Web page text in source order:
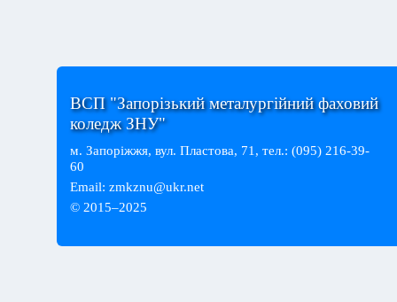
ВСП "Запорізький металургійний фаховий
коледж ЗНУ"
м. Запоріжжя, вул. Пластова, 71, тел.: (095) 216-39-
60
Email: zmkznu@ukr.net
© 2015–2025